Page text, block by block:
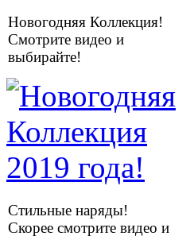
Новогодняя Коллекция!
Смотрите видео и
выбирайте!
Стильные наряды!
Скорее смотрите видео и